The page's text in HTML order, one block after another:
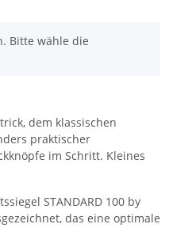
Bitte wähle die
dem klassischen
praktischer
im Schritt. Kleines
STANDARD 100 by
das eine optimale